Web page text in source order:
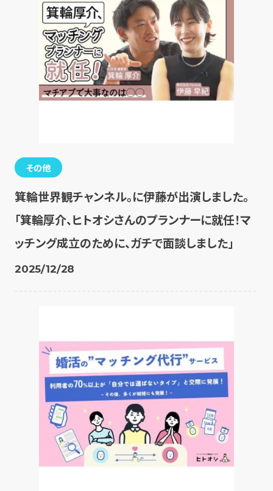
その他
箕輪世界観チャンネル。に伊藤が出演しました。
「箕輪厚介、ヒトオシさんのプランナーに就任！マ
ッチング成立のために、ガチで面談しました」
2025/12/28